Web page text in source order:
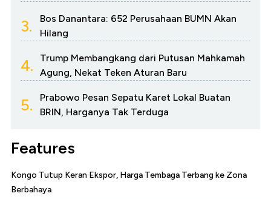
3.
Bos Danantara: 652 Perusahaan BUMN Akan
Hilang
4.
Trump Membangkang dari Putusan Mahkamah
Agung, Nekat Teken Aturan Baru
5.
Prabowo Pesan Sepatu Karet Lokal Buatan
BRIN, Harganya Tak Terduga
Features
Kongo Tutup Keran Ekspor, Harga Tembaga Terbang ke Zona
Berbahaya